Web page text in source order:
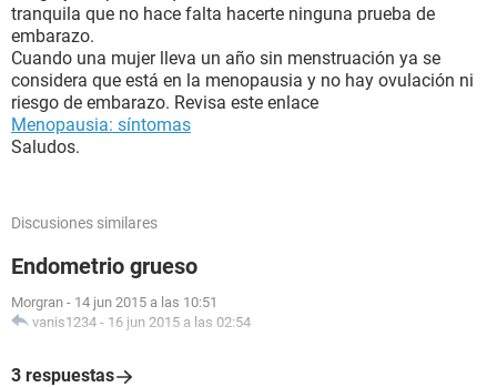
tranquila que no hace falta hacerte ninguna prueba de
embarazo.
Cuando una mujer lleva un año sin menstruación ya se
considera que está en la menopausia y no hay ovulación ni
riesgo de embarazo. Revisa este enlace
Menopausia: síntomas
Saludos.
Discusiones similares
Endometrio grueso
Morgran - 14 jun 2015 a las 10:51
vanis1234 - 16 jun 2015 a las 02:54
3 respuestas